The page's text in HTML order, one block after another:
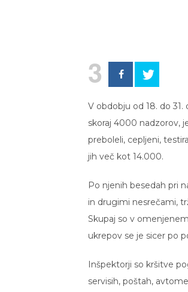
3
V obdobju od 18. do
skoraj 4000 nadzorov,
preboleli, cepljeni,
jih več kot 14.000.
Po njenih besedah pri
in drugimi nesrečami,
Skupaj so v
ukrepov se je sicer po
Inšpektorji so kršitve
servisih, poštah,